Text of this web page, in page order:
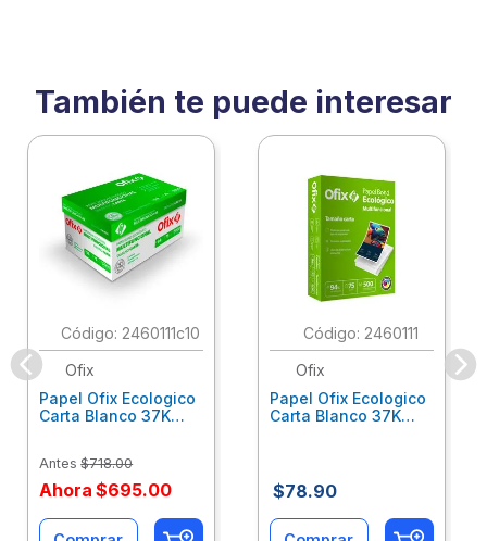
También te puede interesar
: 2460111c10
Ofix
Papel Ofix Ecologico
Carta Blanco 37K
Antes $718.00
Ahora $695.00
: 2460111
Ofix
Papel Ofix Ecologico
Carta Blanco 37K
$78.90